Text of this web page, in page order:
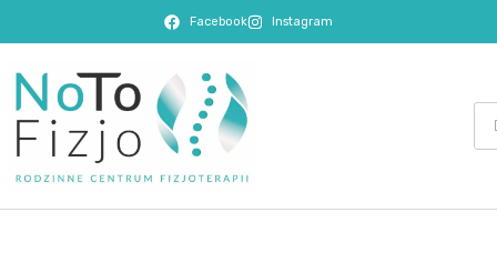
Facebook Instagram